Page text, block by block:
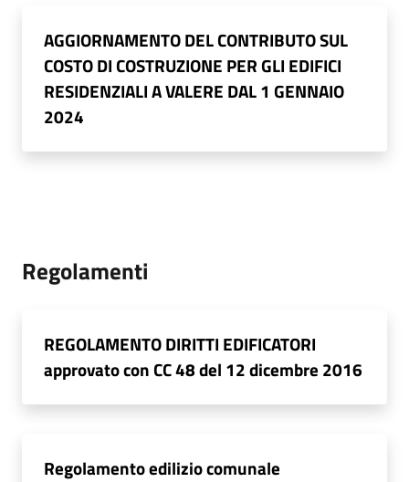
AGGIORNAMENTO DEL CONTRIBUTO SUL
COSTO DI COSTRUZIONE PER GLI EDIFICI
RESIDENZIALI A VALERE DAL 1 GENNAIO
2024
Regolamenti
REGOLAMENTO DIRITTI EDIFICATORI
approvato con CC 48 del 12 dicembre 2016
Regolamento edilizio comunale